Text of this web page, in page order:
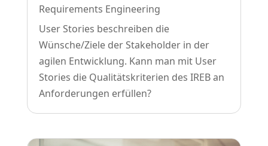
Requirements Engineering
User Stories beschreiben die
Wünsche/Ziele der Stakeholder in der
agilen Entwicklung. Kann man mit User
Stories die Qualitätskriterien des IREB an
Anforderungen erfüllen?